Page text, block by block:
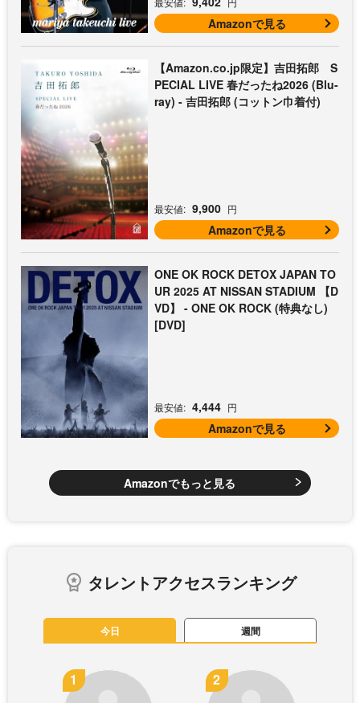
Amazonで見る
【Amazon.co.jp限定】吉田拓郎 S
PECIAL LIVE 春だったね2026 (Blu-
ray) - 吉田拓郎 (コットン巾着付)
最安値: 9,900 円
Amazonで見る
ONE OK ROCK DETOX JAPAN TO
UR 2025 AT NISSAN STADIUM 【D
VD】 - ONE OK ROCK (特典なし)
[DVD]
最安値: 4,444 円
Amazonで見る
Amazonでもっと見る
タレントアクセスランキング
今日 週間